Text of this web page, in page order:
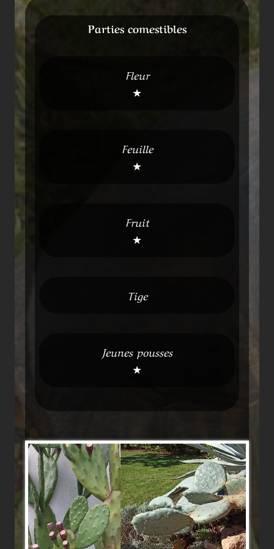
Parties comestibles
Fleur
★
Feuille
★
Fruit
★
Tige
Jeunes pousses
★